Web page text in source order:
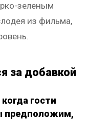
зеленым
из фильма,
за добавкой
гости
предположим,